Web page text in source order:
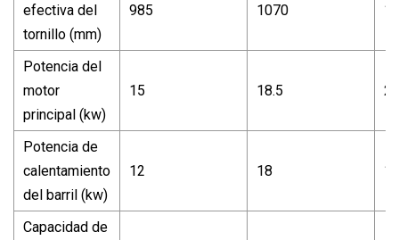
efectiva del
tornillo (mm)
985 1070
Potencia del
motor
principal (kw)
15 18.5
Potencia de
calentamiento
del barril (kw)
12 18 18
Capacidad de